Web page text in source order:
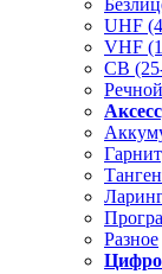
UHF
VHF
CB
Разное